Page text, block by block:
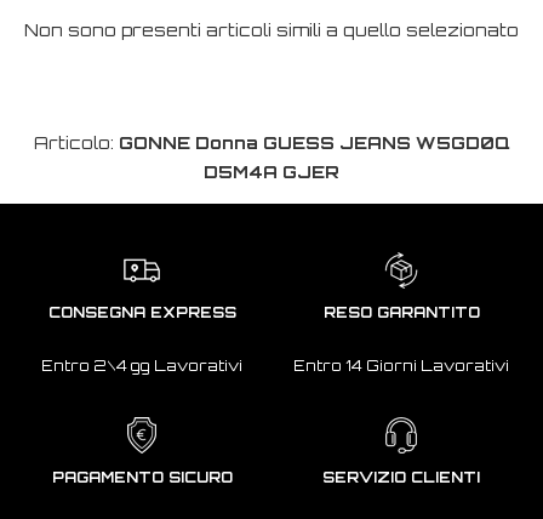
Non sono presenti articoli simili a quello selezionato
Articolo: GONNE Donna GUESS JEANS W5GD0Q
D5M4A GJER
CONSEGNA EXPRESS
Entro 2\4 gg Lavorativi
RESO GARANTITO
Entro 14 Giorni Lavorativi
PAGAMENTO SICURO SERVIZIO CLIENTI